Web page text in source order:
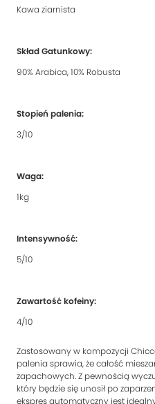
Kawa ziarnista
Skład Gatunkowy:
90% Arabica, 10% Robusta
Stopień palenia:
3/10
Waga:
1kg
Intensywność:
5/10
Zawartość kofeiny:
4/10
Zastosowany w kompozycji
palenia sprawia, że całość
zapachowych. Z pewnością
który będzie się unosił po
ekspres automatyczny jest